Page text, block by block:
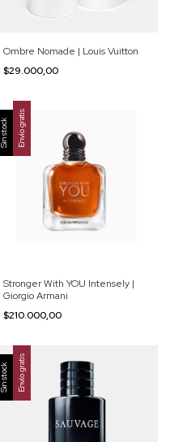
Ombre Nomade | Louis Vuitton
$29.000,00
Sin stock Envío gratis
Stronger With YOU Intensely |
Giorgio Armani
$210.000,00
Sin stock Envío gratis